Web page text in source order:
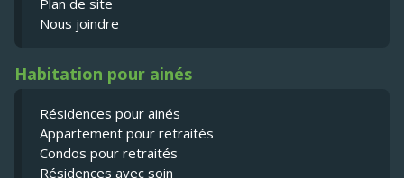
Plan de site
Nous joindre
Habitation pour ainés
Résidences pour ainés
Appartement pour retraités
Condos pour retraités
Résidences avec soin